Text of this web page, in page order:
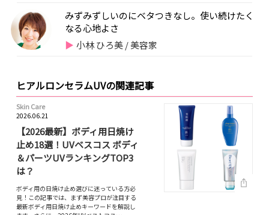
みずみずしいのにベタつきなし。使い続けたく
なる心地よさ
小林 ひろ美 / 美容家
ヒアルロンセラムUVの関連記事
Skin Care
2026.06.21
【2026最新】ボディ用日焼け
止め18選！UVベスコス ボディ
＆パーツUVランキングTOP3
は？
ボディ用の日焼け止め選びに迷っている方必
見！この記事では、まず美容プロが注目する
最新ボディ用日焼け止めキーワードを解説し